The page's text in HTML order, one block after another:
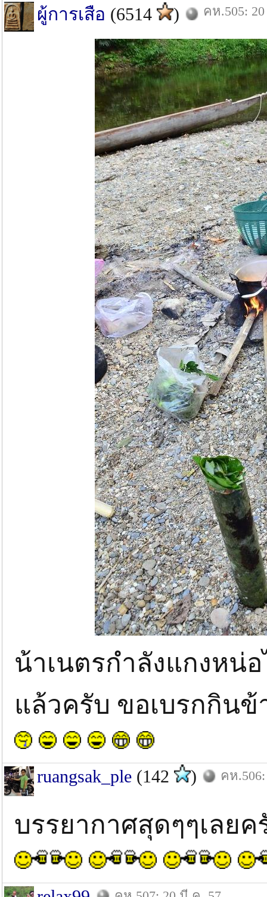
ผู้การเสือ (6514 ) คห.505:
น้าเนตรกำลังแกงหน่
แล้วครับ ขอเบรกกิน
ruangsak_ple (142 ) คห
บรรยากาศสุดๆๆเลย